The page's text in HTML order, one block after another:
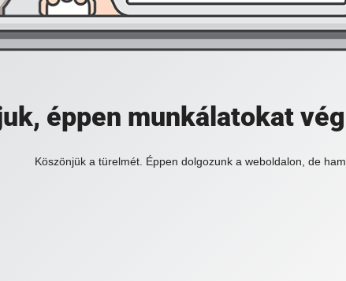
éppen munkálatokat
Köszönjük a türelmét. Éppen dolgozunk a weboldalon, de